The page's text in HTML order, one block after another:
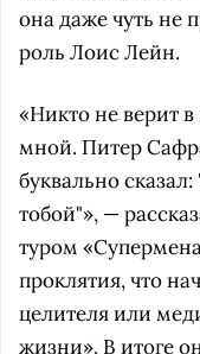
она даже чуть не
роль Лоис Лейн.
«Никто не верит в
мной. Питер
буквально
тобой"», —
туром
проклятия, что
целителя или
жизни». В итоге